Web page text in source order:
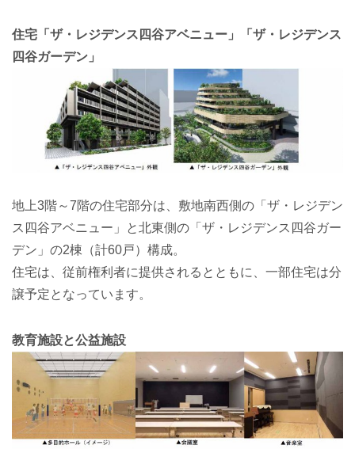
住宅「ザ・レジデンス四谷アベニュー」「ザ・レジデンス
四谷ガーデン」
地上3階～7階の住宅部分は、敷地南西側の「ザ・レジデン
ス四谷アベニュー」と北東側の「ザ・レジデンス四谷ガー
デン」の2棟（計60戸）構成。
住宅は、従前権利者に提供されるとともに、一部住宅は分
譲予定となっています。
教育施設と公益施設